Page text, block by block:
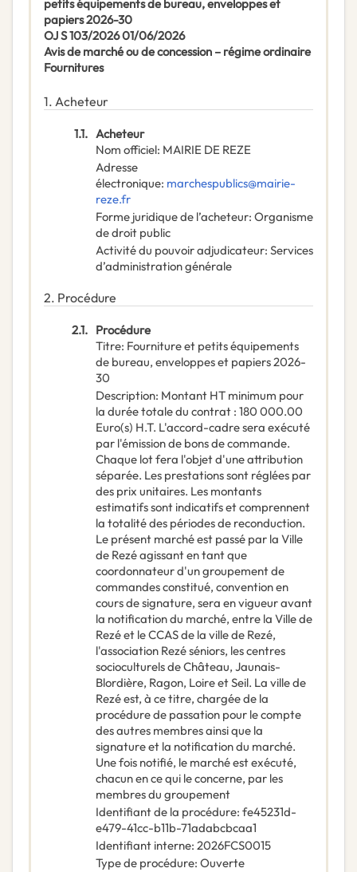
petits équipements de bureau, enveloppes et
papiers 2026-30
OJ S 103/2026 01/06/2026
Avis de marché ou de concession – régime ordinaire
Fournitures
1. Acheteur
1.1. Acheteur
Nom officiel: MAIRIE DE REZE
Adresse
électronique: marchespublics@mairie-
reze.fr
Forme juridique de l’acheteur: Organisme
de droit public
Activité du pouvoir adjudicateur: Services
d’administration générale
2. Procédure
2.1. Procédure
Titre: Fourniture et petits équipements
de bureau, enveloppes et papiers 2026-
30
Description: Montant HT minimum pour
la durée totale du contrat : 180 000.00
Euro(s) H.T. L'accord-cadre sera exécuté
par l'émission de bons de commande.
Chaque lot fera l'objet d'une attribution
séparée. Les prestations sont réglées par
des prix unitaires. Les montants
estimatifs sont indicatifs et comprennent
la totalité des périodes de reconduction.
Le présent marché est passé par la Ville
de Rezé agissant en tant que
coordonnateur d'un groupement de
commandes constitué, convention en
cours de signature, sera en vigueur avant
la notification du marché, entre la Ville de
Rezé et le CCAS de la ville de Rezé,
l'association Rezé séniors, les centres
socioculturels de Château, Jaunais-
Blordière, Ragon, Loire et Seil. La ville de
Rezé est, à ce titre, chargée de la
procédure de passation pour le compte
des autres membres ainsi que la
signature et la notification du marché.
Une fois notifié, le marché est exécuté,
chacun en ce qui le concerne, par les
membres du groupement
Identifiant de la procédure: fe45231d-
e479-41cc-b11b-71adabcbcaa1
Identifiant interne: 2026FCS0015
Type de procédure: Ouverte